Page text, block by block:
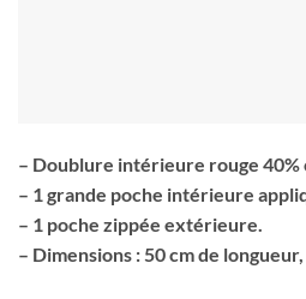
– Doublure intérieure rouge 40%
– 1 grande poche intérieure
– 1 poche zippée extérieure.
– Dimensions : 50 cm de